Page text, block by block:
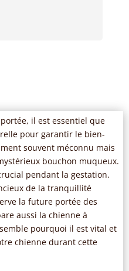
il est essentiel que
pour garantir le bien-
souvent méconnu mais
bouchon muqueux.
pendant la gestation.
de la tranquillité
la future portée des
aussi la chienne à
pourquoi il est vital et
chienne durant cette